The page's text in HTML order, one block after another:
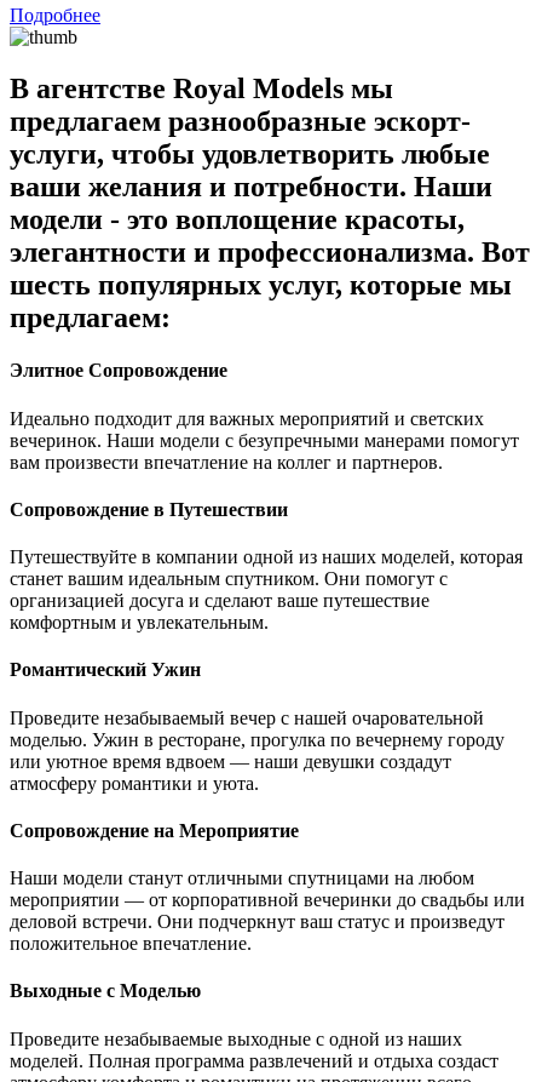
Подробнее
В агентстве Royal Models мы
предлагаем разнообразные эскорт-
услуги, чтобы удовлетворить любые
ваши желания и потребности. Наши
модели - это воплощение красоты,
элегантности и профессионализма. Вот
шесть популярных услуг, которые мы
предлагаем:
Элитное Сопровождение
Идеально подходит для важных мероприятий и светских
вечеринок. Наши модели с безупречными манерами помогут
вам произвести впечатление на коллег и партнеров.
Сопровождение в Путешествии
Путешествуйте в компании одной из наших моделей, которая
станет вашим идеальным спутником. Они помогут с
организацией досуга и сделают ваше путешествие
комфортным и увлекательным.
Романтический Ужин
Проведите незабываемый вечер с нашей очаровательной
моделью. Ужин в ресторане, прогулка по вечернему городу
или уютное время вдвоем — наши девушки создадут
атмосферу романтики и уюта.
Сопровождение на Мероприятие
Наши модели станут отличными спутницами на любом
мероприятии — от корпоративной вечеринки до свадьбы или
деловой встречи. Они подчеркнут ваш статус и произведут
положительное впечатление.
Выходные с Моделью
Проведите незабываемые выходные с одной из наших
моделей. Полная программа развлечений и отдыха создаст